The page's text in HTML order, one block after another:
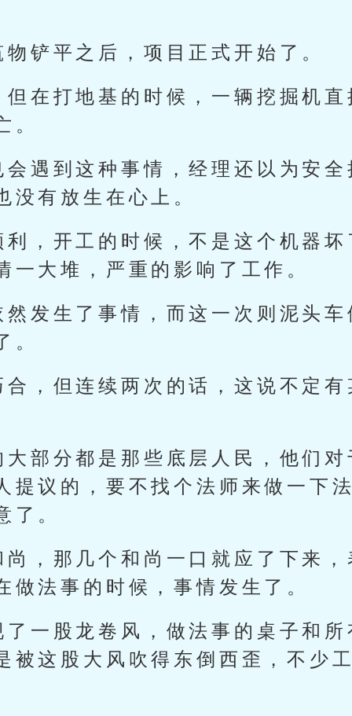
铲平之后，项目正式开始了。
但在打地基的时候，一辆挖掘机
。
会遇到这种事情，经理还以为安
没有放生在心上。
利，开工的时候，不是这个机器
一大堆，严重的影响了工作。
然发生了事情，而这一次则泥头
。
合，但连续两次的话，这说不定
大部分都是那些底层人民，他们
提议的，要不找个法师来做一下
了。
尚，那几个和尚一口就应了下来
做法事的时候，事情发生了。
了一股龙卷风，做法事的桌子和
被这股大风吹得东倒西歪，不少